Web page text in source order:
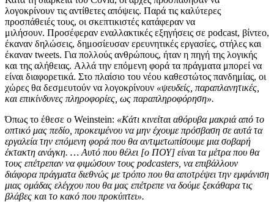
λογοκρίνουν τις αντίθετες απόψεις. Παρά τις καλύτερες
προσπάθειές τους, οι σκεπτικιστές κατάφεραν να
μιλήσουν. Προσέφεραν εναλλακτικές εξηγήσεις σε podcast, βίντεο,
έκαναν δηλώσεις, δημοσίευσαν ερευνητικές εργασίες, στήλες και
έκαναν tweets. Για πολλούς ανθρώπους, ήταν η πηγή της λογικής
και της αλήθειας. Αλλά την επόμενη φορά τα πράγματα μπορεί να
είναι διαφορετικά. Στο πλαίσιο του νέου καθεστώτος πανδημίας, οι
χώρες θα δεσμευτούν να λογοκρίνουν «ψευδείς, παραπλανητικές,
και επικίνδυνες πληροφορίες, ως παραπληροφόρηση».
Όπως το έθεσε ο Weinstein: «Κάτι κινείται αθόρυβα μακριά από το
οπτικό μας πεδίο, προκειμένου να μην έχουμε πρόσβαση σε αυτά τα
εργαλεία την επόμενη φορά που θα αντιμετωπίσουμε μια σοβαρή
έκτακτη ανάγκη. … Αυτό που θέλει [ο ΠΟΥ] είναι τα μέτρα που θα
τους επέτρεπαν να φιμώσουν τους podcasters, να επιβάλλουν
διάφορα πράγματα διεθνώς με τρόπο που θα αποτρέψει την εμφάνιση
μιας ομάδας ελέγχου που θα μας επέτρεπε να δούμε ξεκάθαρα τις
βλάβες και το κακό που προκύπτει».